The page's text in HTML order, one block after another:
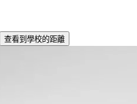
查看到學校的距離